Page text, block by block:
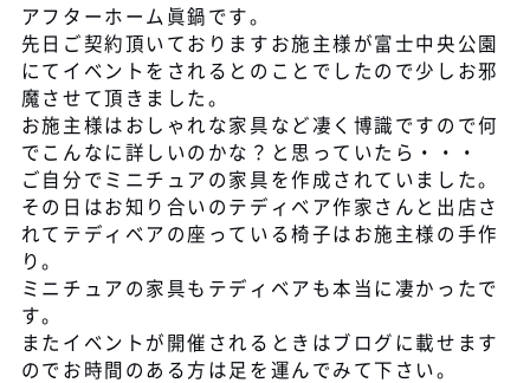
アフターホーム眞鍋です。
先日ご契約頂いておりますお施主様が富士中央公園
にてイベントをされるとのことでしたので少しお邪
魔させて頂きました。
お施主様はおしゃれな家具など凄く博識ですので何
でこんなに詳しいのかな？と思っていたら・・・
ご自分でミニチュアの家具を作成されていました。
その日はお知り合いのテディベア作家さんと出店さ
れてテディベアの座っている椅子はお施主様の手作
り。
ミニチュアの家具もテディベアも本当に凄かったで
す。
またイベントが開催されるときはブログに載せます
のでお時間のある方は足を運んでみて下さい。